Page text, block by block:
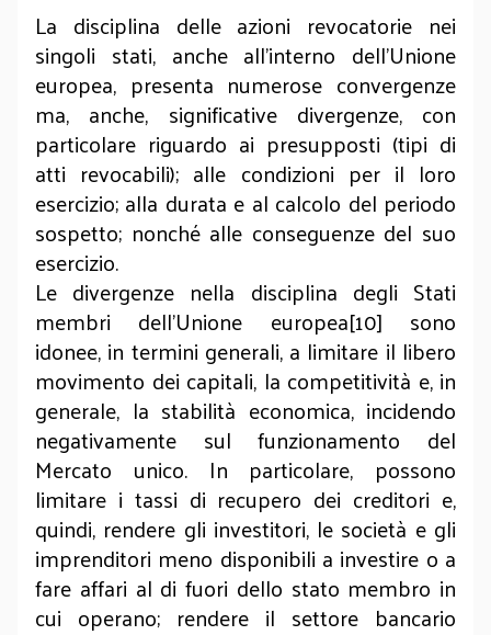
La disciplina delle azioni revocatorie nei
singoli stati, anche all’interno dell’Unione
europea, presenta numerose convergenze
ma, anche, significative divergenze, con
particolare riguardo ai presupposti (tipi di
atti revocabili); alle condizioni per il loro
esercizio; alla durata e al calcolo del periodo
sospetto; nonché alle conseguenze del suo
esercizio.
Le divergenze nella disciplina degli Stati
membri dell’Unione europea[10] sono
idonee, in termini generali, a limitare il libero
movimento dei capitali, la competitività e, in
generale, la stabilità economica, incidendo
negativamente sul funzionamento del
Mercato unico. In particolare, possono
limitare i tassi di recupero dei creditori e,
quindi, rendere gli investitori, le società e gli
imprenditori meno disponibili a investire o a
fare affari al di fuori dello stato membro in
cui operano; rendere il settore bancario